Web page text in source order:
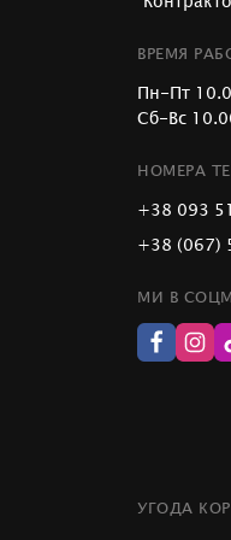
ВРЕМЯ
Пн-Пт
Сб-Вс
НОМЕРА
+38 093
+38 (067)
МИ В
УГОДА